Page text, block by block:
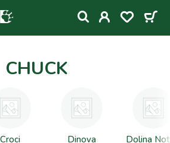
CHUCK
Croci Dinova Dolina